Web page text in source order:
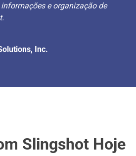
e organização de
Inc.
Slingshot Hoje